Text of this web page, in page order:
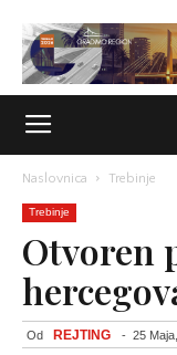
Naslovnica Trebinje
Trebinje
Otvoren
Od REJTING - 25